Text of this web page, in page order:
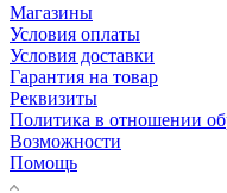
Магазины
Условия оплаты
Условия доставки
Гарантия на товар
Реквизиты
Политика в отношении
Возможности
Помощь